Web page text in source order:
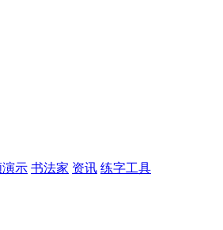
示 书法家 资讯 练字工具